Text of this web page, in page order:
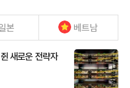
본 베트남
새로운 전략자